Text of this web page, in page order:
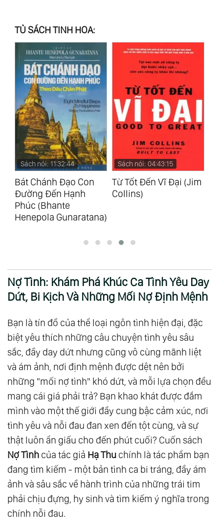
TỦ SÁCH TINH HOA:
Sách nói: 11:32:44
Bát Chánh Đạo Con
Đường Đến Hạnh
Phúc (Bhante
Henepola Gunaratana)
Sách nói: 04:43:15
Từ Tốt Đến Vĩ Đại (Jim
Collins)
Nợ Tình: Khám Phá Khúc Ca Tình Yêu Day
Dứt, Bi Kịch Và Những Mối Nợ Định Mệnh
Bạn là tín đồ của thể loại ngôn tình hiện đại, đặc
biệt yêu thích những câu chuyện tình yêu sâu
sắc, đầy day dứt nhưng cũng vô cùng mãnh liệt
và ám ảnh, nơi định mệnh được dệt nên bởi
những "mối nợ tình" khó dứt, và mỗi lựa chọn đều
mang cái giá phải trả? Bạn khao khát được đắm
mình vào một thế giới đầy cung bậc cảm xúc, nơi
tình yêu và nỗi đau đan xen đến tột cùng, và sự
thật luôn ẩn giấu cho đến phút cuối? Cuốn sách
Nợ Tình của tác giả Hạ Thu chính là tác phẩm bạn
đang tìm kiếm - một bản tình ca bi tráng, đầy ám
ảnh và sâu sắc về hành trình của những trái tim
phải chịu đựng, hy sinh và tìm kiếm ý nghĩa trong
chính nỗi đau.